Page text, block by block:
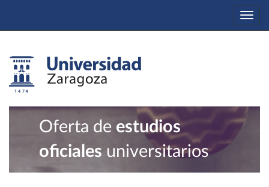
Oferta de estudios
oficiales universitarios